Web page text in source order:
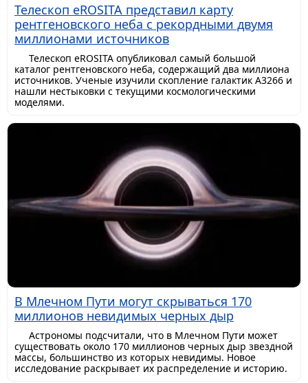
Телескоп eROSITA представил карту
рентгеновского неба с рекордными двумя
миллионами источников
Телескоп eROSITA опубликовал самый большой
каталог рентгеновского неба, содержащий два миллиона
источников. Ученые изучили скопление галактик A3266 и
нашли нестыковки с текущими космологическими
моделями.
В Млечном Пути могут скрываться 170
миллионов невидимых черных дыр
Астрономы подсчитали, что в Млечном Пути может
существовать около 170 миллионов черных дыр звездной
массы, большинство из которых невидимы. Новое
исследование раскрывает их распределение и историю.